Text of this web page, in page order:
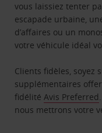
vous laissiez tenter
escapade urbaine,
d’affaires ou un
votre véhicule idéal
Clients fidèles, soyez
supplémentaires
fidélitéAvis Preferred
nous mettrons votre